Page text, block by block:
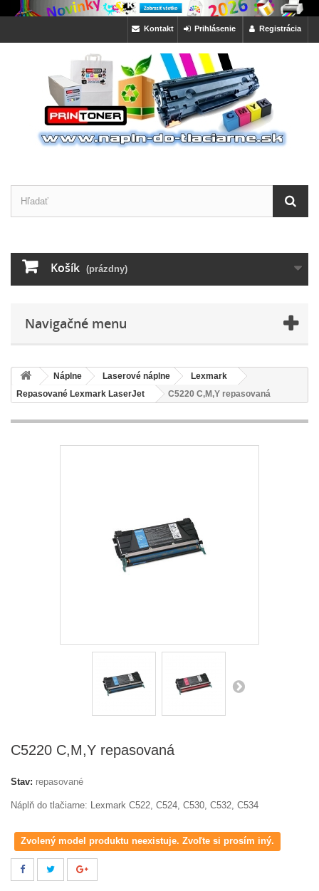
Registrácia
Prihlásenie
Kontakt
Košík (prázdny)
Navigačné menu
Náplne Laserové náplne
Lexmark
Repasované Lexmark LaserJet
C5220 C,M,Y repasovaná
C5220 C,M,Y repasovaná
Stav: repasované
Náplň do tlačiarne: Lexmark C522, C524, C530, C532, C534
Zvolený model produktu neexistuje. Zvoľte si prosím iný.